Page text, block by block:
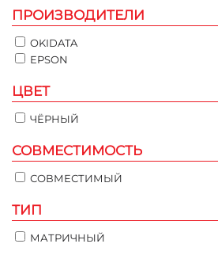
ПРОИЗВОДИТЕЛИ
OKIDATA
EPSON
ЦВЕТ
ЧЁРНЫЙ
СОВМЕСТИМОСТЬ
СОВМЕСТИМЫЙ
ТИП
МАТРИЧНЫЙ